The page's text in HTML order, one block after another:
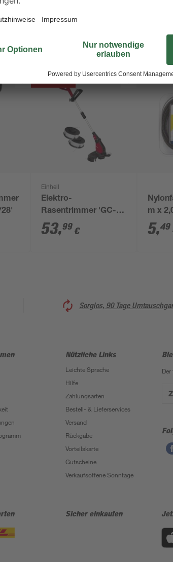
Einhell
Elektro-
Rasentrimmer 'GC-
ET 450/300 Kit' 450 W
Ø 30 cm
53,99 €
m x
5,49
Sorglos, 90 Tage
Nützliche Links
Leichte Sprache
Hilfe
Zahlungsarten
Bestell- & Lieferservices
Versand
Rückgabe
Vorteilskarte
Gutscheine
Verkaufsoffene Sonntage
Sicher einkaufen